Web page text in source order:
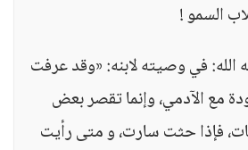
السمو !
الله: في وصيته لابنه: «وقد عرفت
مع الآدمي، وإنما تقصر بعض
فإذا حثت سارت، و متى رأيت